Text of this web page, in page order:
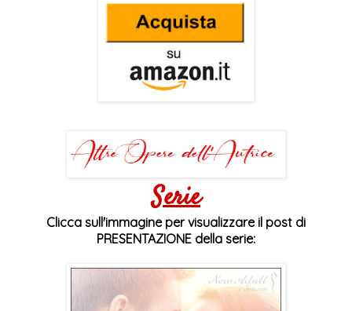
Serie
Clicca sull'immagine per visualizzare il post di
PRESENTAZIONE della serie: